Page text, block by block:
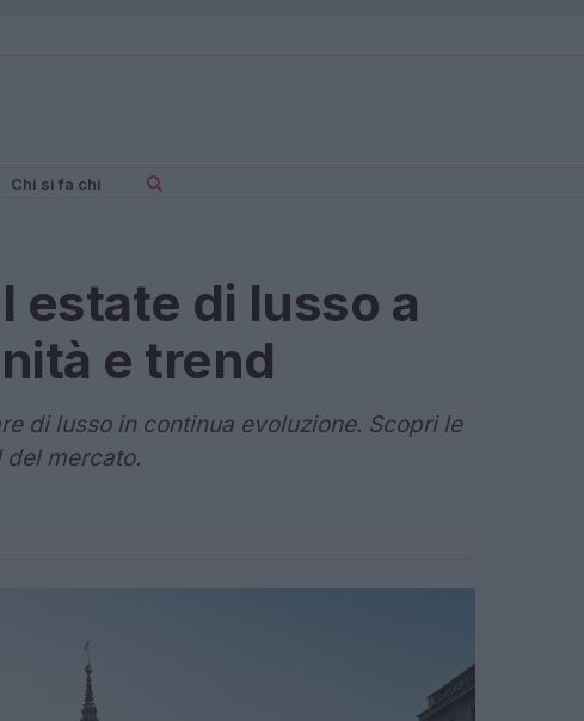
Chi si fa chi
estate di lusso a
e trend
di lusso in continua evoluzione. Scopri le
mercato.